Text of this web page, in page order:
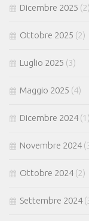
Dicembre 2025 (2)
Ottobre 2025 (2)
Luglio 2025 (3)
Maggio 2025 (4)
Dicembre 2024 (1)
Novembre 2024
Ottobre 2024 (2)
Settembre 2024